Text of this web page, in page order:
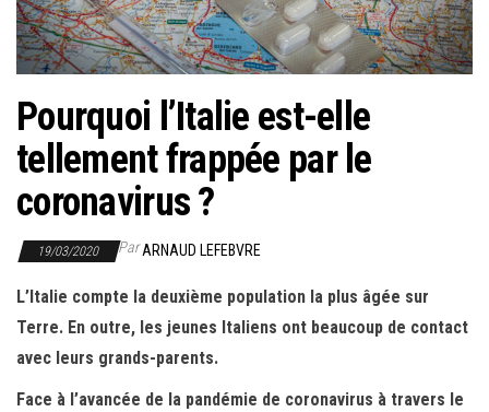
l
a
o
Pourquoi l’Italie est-elle
tellement frappée par le
coronavirus ?
19/03/2020 ParARNAUD LEFEBVRE
L’Italie compte la deuxième population la plus âgée sur
Terre. En outre, les jeunes Italiens ont beaucoup de contact
avec leurs grands-parents.
Face à l’avancée de la pandémie de coronavirus à travers le